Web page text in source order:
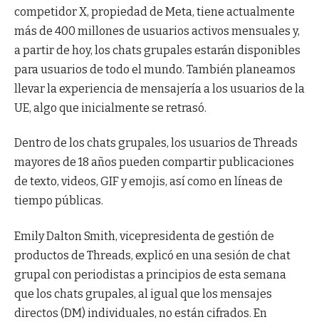
competidor X, propiedad de Meta, tiene actualmente
más de 400 millones de usuarios activos mensuales y,
a partir de hoy, los chats grupales estarán disponibles
para usuarios de todo el mundo. También planeamos
llevar la experiencia de mensajería a los usuarios de la
UE, algo que inicialmente se retrasó.
Dentro de los chats grupales, los usuarios de Threads
mayores de 18 años pueden compartir publicaciones
de texto, videos, GIF y emojis, así como en líneas de
tiempo públicas.
Emily Dalton Smith, vicepresidenta de gestión de
productos de Threads, explicó en una sesión de chat
grupal con periodistas a principios de esta semana
que los chats grupales, al igual que los mensajes
directos (DM) individuales, no están cifrados. En